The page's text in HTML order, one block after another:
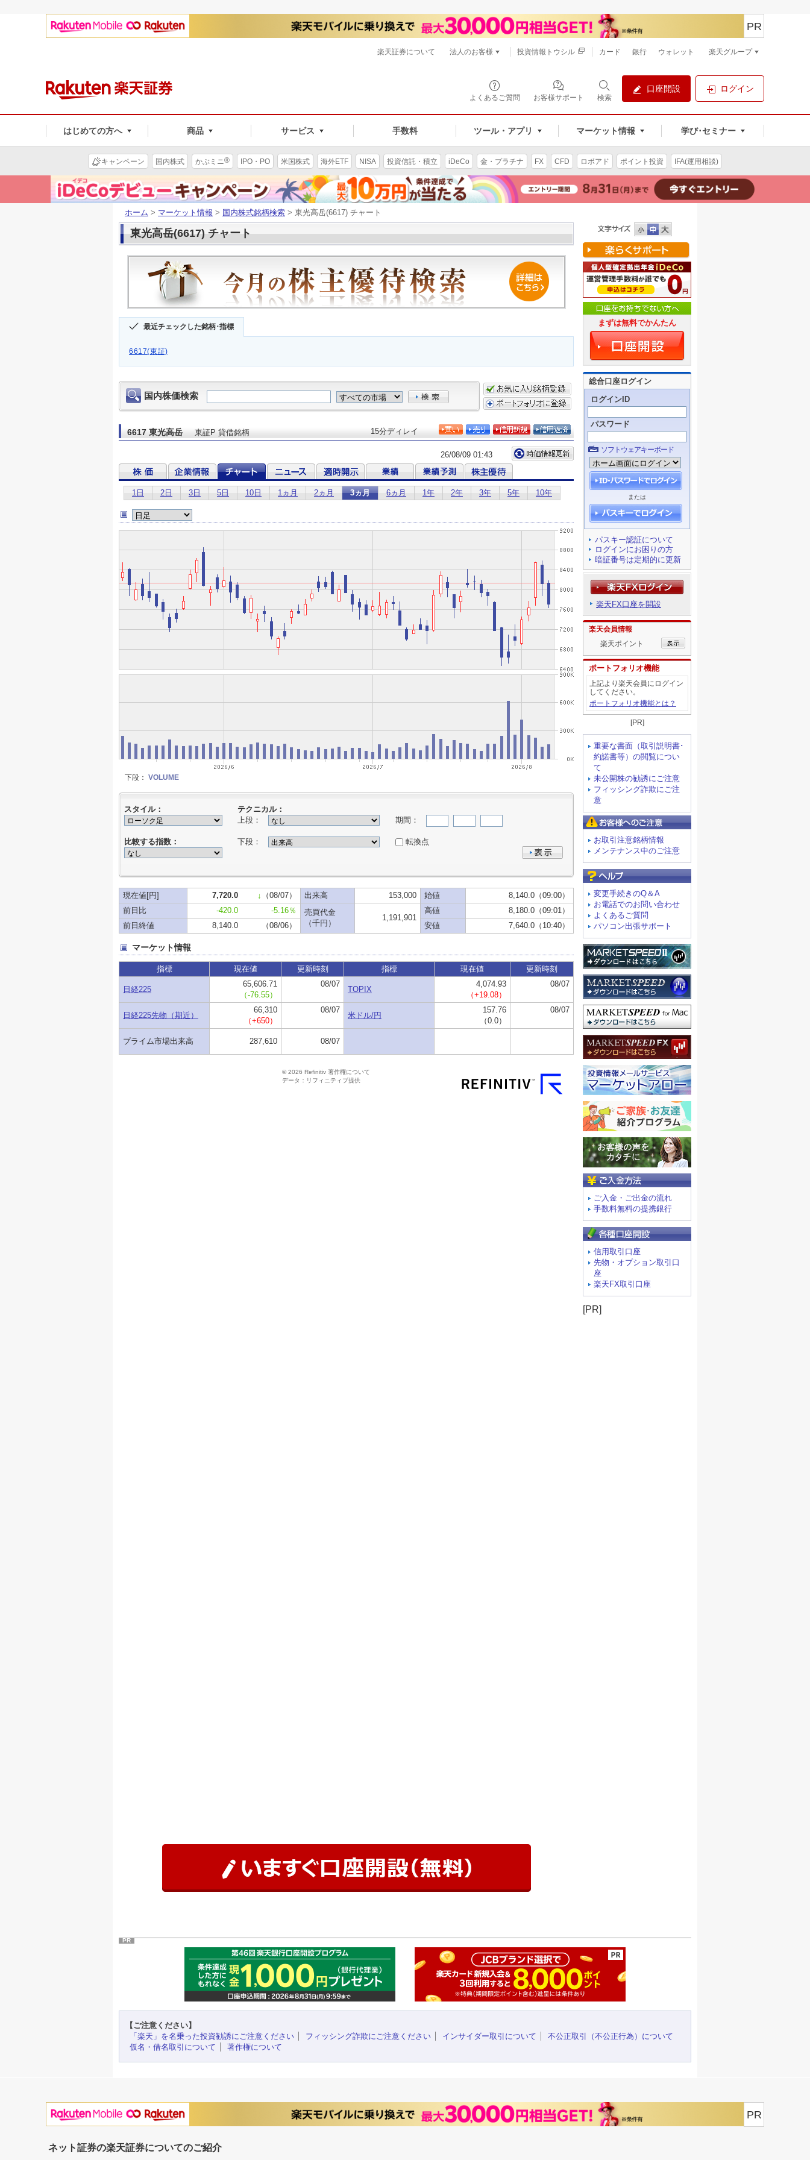
よくあるご質問 お客様サポート 検索
口座開設 ログイン
はじめての方へ 商品 サービス 手数料 ツール・アプリ マーケット情報 学び･セミナー
PR
楽天証券について 法人のお客様 投資情報トウシル カード 銀行 ウォレット 楽天グループ
キャンペーン 国内株式 かぶミニ® IPO・PO 米国株式 海外ETF NISA 投資信託・積立 iDeCo 金・プラチナ FX CFD ロボアド ポイント投資 IFA(運用相談)
ホーム > マーケット情報 > 国内株式銘柄検索 > 東光高岳(6617) チャート
東光高岳(6617) チャート
最近チェックした銘柄･指標
6617(東証)
まずは無料でかんたん
総合口座ログイン
ログインID
パスワード
ソフトウェアキーボード
または
パスキー認証について
ログインにお困りの方
暗証番号は定期的に更新
楽天FX口座を開設
楽天会員情報
楽天ポイント
ポートフォリオ機能
上記より楽天会員にログイン
してください。
ポートフォリオ機能とは？
[PR]
重要な書面（取引説明書･
約諾書等）の閲覧につい
て
未公開株の勧誘にご注意
フィッシング詐欺にご注
意
お取引注意銘柄情報
メンテナンス中のご注意
変更手続きのQ＆A
お電話でのお問い合わせ
よくあるご質問
パソコン出張サポート
ご入金・ご出金の流れ
手数料無料の提携銀行
信用取引口座
先物・オプション取引口
座
楽天FX取引口座
[PR]
PR
【ご注意ください】
「楽天」を名乗った投資勧誘にご注意ください
フィッシング詐欺にご注意ください インサイダー取引について
不公正取引（不公正行為）について
仮名・借名取引について
著作権について
PR
ネット証券の楽天証券についてのご紹介